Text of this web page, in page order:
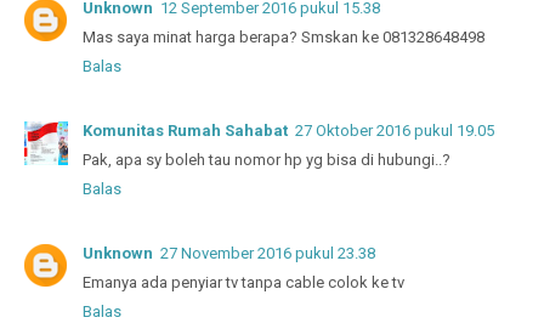
Unknown 12 September 2016 pukul 15.38
Mas saya minat harga berapa? Smskan ke 081328648498
Balas
Komunitas Rumah Sahabat 27 Oktober 2016 pukul 19.05
Pak, apa sy boleh tau nomor hp yg bisa di hubungi..?
Balas
Unknown 27 November 2016 pukul 23.38
Emanya ada penyiar tv tanpa cable colok ke tv
Balas